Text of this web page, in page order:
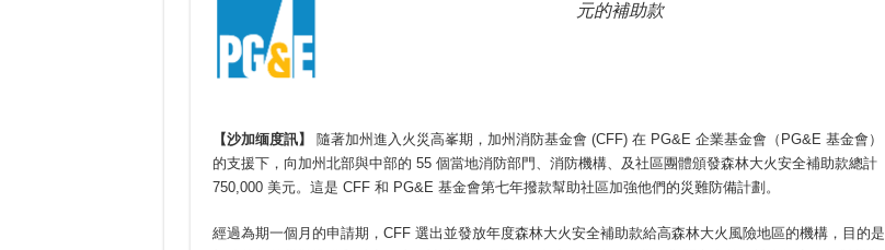
元的補助款
【沙加缅度訊】
隨著加州進入火災高峯期，加州消防基金會 (CFF) 在 PG&E 企業基金會（PG&E 基金會）
的支援下，向加州北部與中部的 55 個當地消防部門、消防機構、及社區團體頒發森林大火安全補助款總計
750,000 美元。這是 CFF 和 PG&E 基金會第七年撥款幫助社區加強他們的災難防備計劃。
經過為期一個月的申請期，CFF 選出並發放年度森林大火安全補助款給高森林大火風險地區的機構，目的是